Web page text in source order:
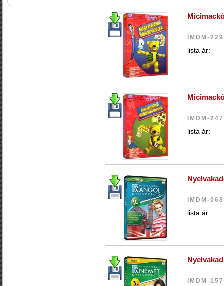
IMDM-
lista ár:
IMDM-
lista ár:
IMDM-
lista ár:
IMDM-